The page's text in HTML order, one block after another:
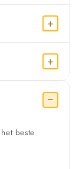
+
+
−
beste